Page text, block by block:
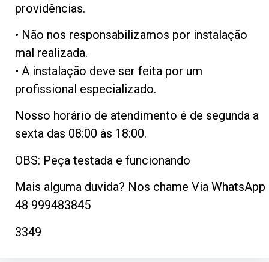
providências.
• Não nos responsabilizamos por instalação
mal realizada.
• A instalação deve ser feita por um
profissional especializado.
Nosso horário de atendimento é de segunda a
sexta das 08:00 às 18:00.
OBS: Peça testada e funcionando
Mais alguma duvida? Nos chame Via WhatsApp
48 999483845
3349